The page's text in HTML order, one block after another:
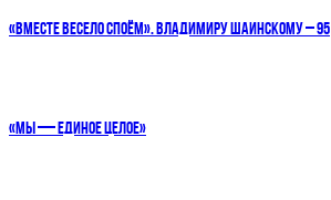
«ВМЕСТЕ ВЕСЕЛО СПОЁМ». ВЛАДИМИРУ ШАИНСКОМУ – 95
«МЫ — ЕДИНОЕ ЦЕЛОЕ»